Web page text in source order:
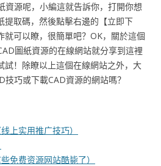
資源呢，小編這就告訴你，打開你想
提取碼，然後點擊右邊的【立即下
就可以瞭，很簡單吧？OK，關於這個
圖紙資源的在線網站就分享到這裡
試！除瞭以上這個在線網站之外，大
巧或下載CAD資源的網站嗎？
上实用推广技巧）
免费资源网站酷毙了）